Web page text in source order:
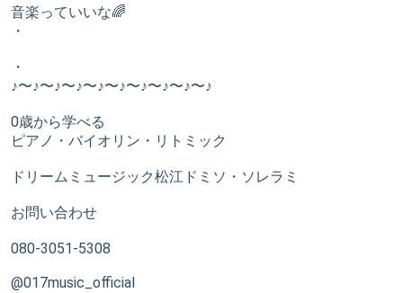
音楽っていいな🌈
・
・
♪〜♪〜♪〜♪〜♪〜♪〜♪〜♪〜♪〜♪
0歳から学べる
ピアノ・バイオリン・リトミック
ドリームミュージック松江ドミソ・ソレラミ
お問い合わせ
080-3051-5308
@017music_official